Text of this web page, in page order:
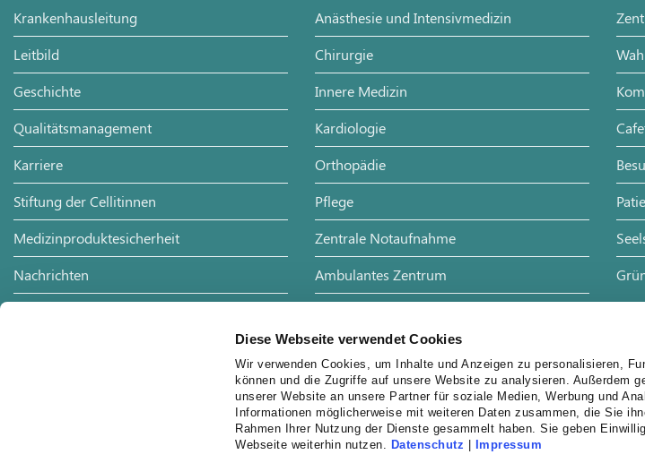
Diese Webseite verwendet Cookies
Wir verwenden Cookies, um Inhalte und Anzeigen zu personalisieren,
können und die Zugriffe auf unsere Website zu analysieren. Außerdem
unserer Website an unsere Partner für soziale Medien, Werbung und
Informationen möglicherweise mit weiteren Daten zusammen, die Sie
Rahmen Ihrer Nutzung der Dienste gesammelt haben. Sie geben
Webseite weiterhin nutzen. Datenschutz Impressum
Krankenhausleitung
Leitbild
Geschichte
Qualitätsmanagement
Karriere
Stiftung der Cellitinnen
Medizinproduktesicherheit
Nachrichten
Anästhesie und Intensivmedizin
Chirurgie
Innere Medizin
Kardiologie
Orthopädie
Pflege
Zentrale Notaufnahme
Ambulantes Zentrum
Physiotherapie
Palliativteam
Ethikteam